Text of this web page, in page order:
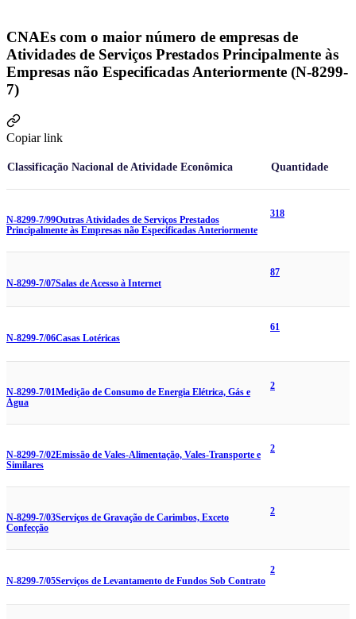
CNAEs com o maior número de empresas de
Atividades de Serviços Prestados Principalmente às
Empresas não Especificadas Anteriormente (N-8299-
7)
Copiar link
Classificação Nacional de Atividade Econômica Quantidade
N-8299-7/99Outras Atividades de Serviços Prestados
Principalmente às Empresas não Especificadas Anteriormente
318
N-8299-7/07Salas de Acesso à Internet
87
N-8299-7/06Casas Lotéricas
61
N-8299-7/01Medição de Consumo de Energia Elétrica, Gás e
Água
2
N-8299-7/02Emissão de Vales-Alimentação, Vales-Transporte e
Similares
2
N-8299-7/03Serviços de Gravação de Carimbos, Exceto
Confecção
2
N-8299-7/05Serviços de Levantamento de Fundos Sob Contrato
2